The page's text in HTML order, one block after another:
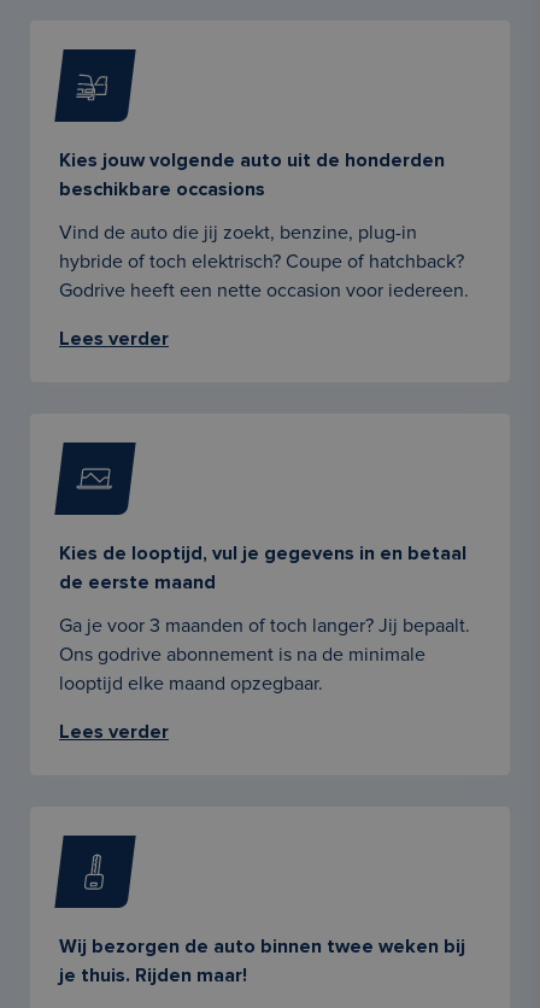
Kies jouw volgende auto uit de honderden
beschikbare occasions
Vind de auto die jij zoekt, benzine, plug-in
hybride of toch elektrisch? Coupe of hatchback?
Godrive heeft een nette occasion voor iedereen.
Lees verder
Kies de looptijd, vul je gegevens in en betaal
de eerste maand
Ga je voor 3 maanden of toch langer? Jij bepaalt.
Ons godrive abonnement is na de minimale
looptijd elke maand opzegbaar.
Lees verder
Wij bezorgen de auto binnen twee weken bij
je thuis. Rijden maar!